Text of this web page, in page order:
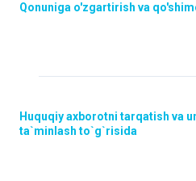
Qonuniga o'zgartirish va
Huquqiy axborotni tarqatish va
ta`minlash to`g`risida